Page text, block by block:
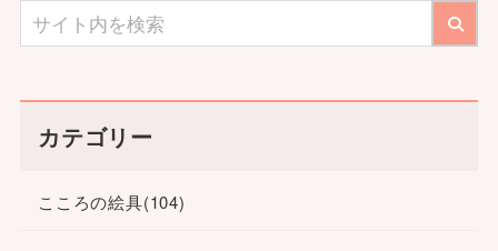
カテゴリー
こころの絵具(104)